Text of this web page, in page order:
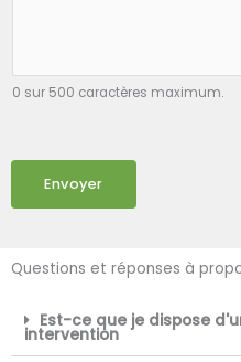
0 sur 500 caractères maximum.
Envoyer
Questions et réponses à
Est-ce que je dispose
intervention